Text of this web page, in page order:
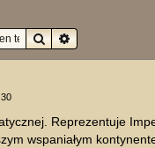
SzukajWyszukiwanie
Reprezentuje
wspaniałym